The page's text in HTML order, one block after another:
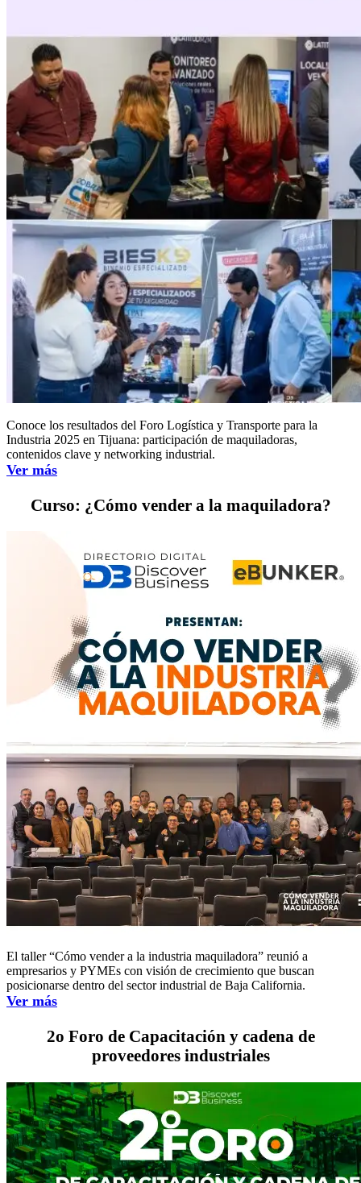
Conoce los resultados del Foro Logística y Transporte para la
Industria 2025 en Tijuana: participación de maquiladoras,
contenidos clave y networking industrial.
Ver más
Curso: ¿Cómo vender a la maquiladora?
El taller “Cómo vender a la industria maquiladora” reunió a
empresarios y PYMEs con visión de crecimiento que buscan
posicionarse dentro del sector industrial de Baja California.
Ver más
2o Foro de Capacitación y cadena de
proveedores industriales